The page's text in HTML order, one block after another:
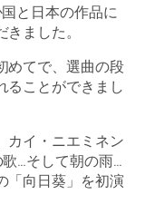
と日本の作品に
ました。
めてで、選曲の段
ることができまし
カイ・ニエミネン
…そして朝の雨…
「向日葵」を初演